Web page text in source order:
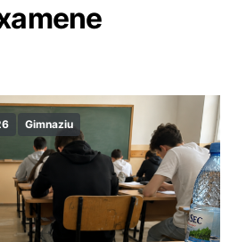
Gimnaziu